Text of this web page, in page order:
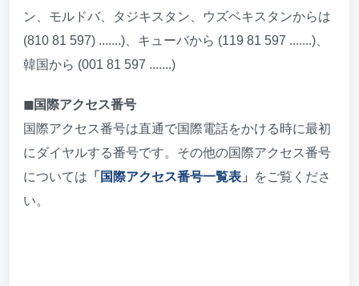
ン、モルドバ、タジキスタン、ウズベキスタンからは
(810 81 597) .......)、キューバから (119 81 597 .......)、
韓国から (001 81 597 .......)
◼︎国際アクセス番号
国際アクセス番号は直通で国際電話をかける時に最初
にダイヤルする番号です。その他の国際アクセス番号
については 「 国際アクセス番号一覧表 」
をご覧くださ
い。